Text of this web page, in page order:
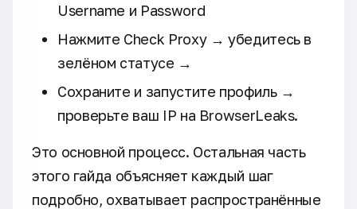
Username и Password
Нажмите Check Proxy → убедитесь в
зелёном статусе →
Сохраните и запустите профиль →
проверьте ваш IP на BrowserLeaks.
Это основной процесс. Остальная часть
этого гайда объясняет каждый шаг
подробно, охватывает распространённые